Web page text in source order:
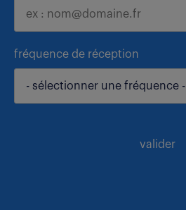
fréquence de réception
- sélectionner une fréquence -
valider